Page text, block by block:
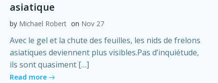
asiatique
by Michael Robert on Nov 27
Avec le gel et la chute des feuilles, les nids de frelons
asiatiques deviennent plus visibles.Pas d’inquiétude,
ils sont quasiment […]
Read more